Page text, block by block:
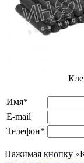
Имя*
E-mail
Телефон*
Нажимая кнопку